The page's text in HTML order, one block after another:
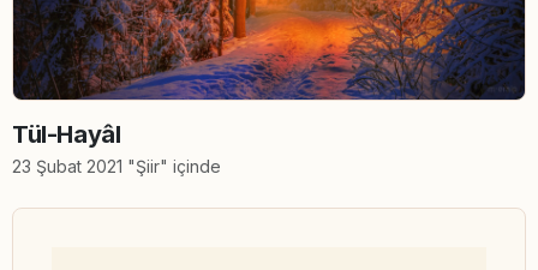
Tül-Hayâl
23 Şubat 2021 "Şiir" içinde